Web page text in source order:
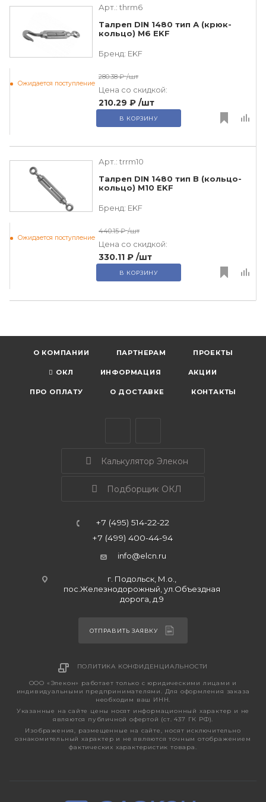
Арт.: thrm6
Талреп DIN 1480 тип А (крюк-
кольцо) M6 EKF
Бренд: EKF
Ожидается поступление
280.38 ₽ /шт
Цена со скидкой:
210.29 ₽ /шт
В КОРЗИНУ
Арт.: trrm10
Талреп DIN 1480 тип B (кольцо-
кольцо) M10 EKF
Бренд: EKF
Ожидается поступление
440.15 ₽ /шт
Цена со скидкой:
330.11 ₽ /шт
В КОРЗИНУ
О КОМПАНИИ ПАРТНЕРАМ ПРОЕКТЫ
ОКЛ ИНФОРМАЦИЯ АКЦИИ
ПРО ОПЛАТУ О ДОСТАВКЕ КОНТАКТЫ
Калькулятор Элекон
Подборщик ОКЛ
+7 (495) 514-22-22
+7 (499) 400-44-94
info@elcn.ru
г. Подольск, М.о.,
пос.Железнодорожный, ул.Объездная
дорога, д.9
ОТПРАВИТЬ ЗАЯВКУ
ПОЛИТИКА КОНФИДЕНЦИАЛЬНОСТИ
ООО «Элекон» работает только с юридическими лицами и
индивидуальными предпринимателями. Для оформления заказа
необходим ваш ИНН.
Указанные на сайте цены носят информационный характер и не
являются публичной офертой (ст. 437 ГК РФ).
Изображения, размещенные на сайте, носят исключительно
ознакомительный характер и не являются точным отображением
фактических характеристик товара.